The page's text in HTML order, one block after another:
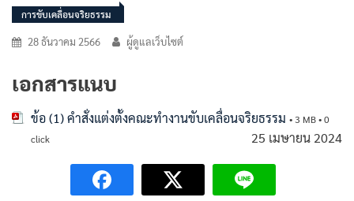
การขับเคลื่อนจริยธรรม
28 ธันวาคม 2566 ผู้ดูแลเว็บไซต์
เอกสารแนบ
ข้อ (1) คำสั่งแต่งตั้งคณะทำงานขับเคลื่อนจริยธรรม • 3 MB • 0
click
25 เมษายน 2024